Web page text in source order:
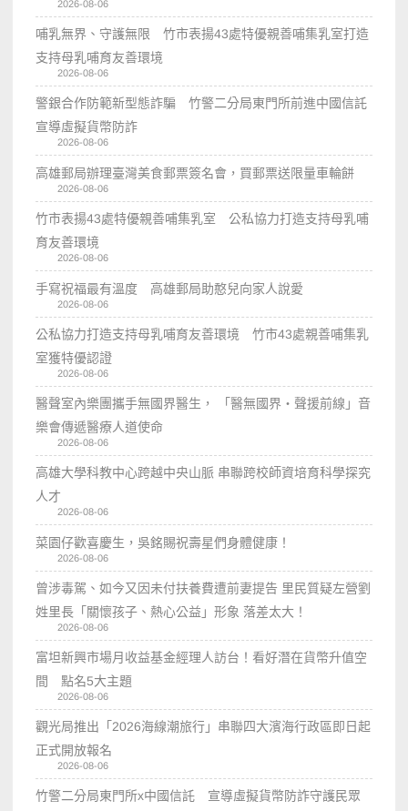
2026-08-06
哺乳無界、守護無限 竹市表揚43處特優親善哺集乳室打造
支持母乳哺育友善環境
2026-08-06
警銀合作防範新型態詐騙 竹警二分局東門所前進中國信託
宣導虛擬貨幣防詐
2026-08-06
高雄郵局辦理臺灣美食郵票簽名會，買郵票送限量車輪餅
2026-08-06
竹市表揚43處特優親善哺集乳室 公私協力打造支持母乳哺
育友善環境
2026-08-06
手寫祝福最有溫度 高雄郵局助憨兒向家人說愛
2026-08-06
公私協力打造支持母乳哺育友善環境 竹市43處親善哺集乳
室獲特優認證
2026-08-06
醫聲室內樂團攜手無國界醫生， 「醫無國界・聲援前線」音
樂會傳遞醫療人道使命
2026-08-06
高雄大學科教中心跨越中央山脈 串聯跨校師資培育科學探究
人才
2026-08-06
菜園仔歡喜慶生，吳銘賜祝壽星們身體健康！
2026-08-06
曾涉毒駕、如今又因未付扶養費遭前妻提告 里民質疑左營劉
姓里長「關懷孩子、熱心公益」形象 落差太大！
2026-08-06
富坦新興市場月收益基金經理人訪台！看好潛在貨幣升值空
間 點名5大主題
2026-08-06
觀光局推出「2026海線潮旅行」串聯四大濱海行政區即日起
正式開放報名
2026-08-06
竹警二分局東門所x中國信託 宣導虛擬貨幣防詐守護民眾